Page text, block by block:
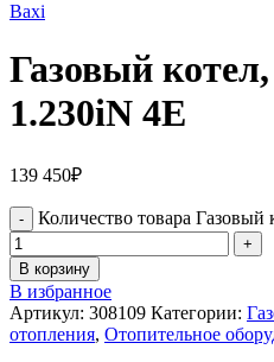
Baxi
Газовый
1.230iN 4E
139 450₽
Количество товара
В корзину
В избранное
Артикул: 308109 Категории:
отопления, Отопительное